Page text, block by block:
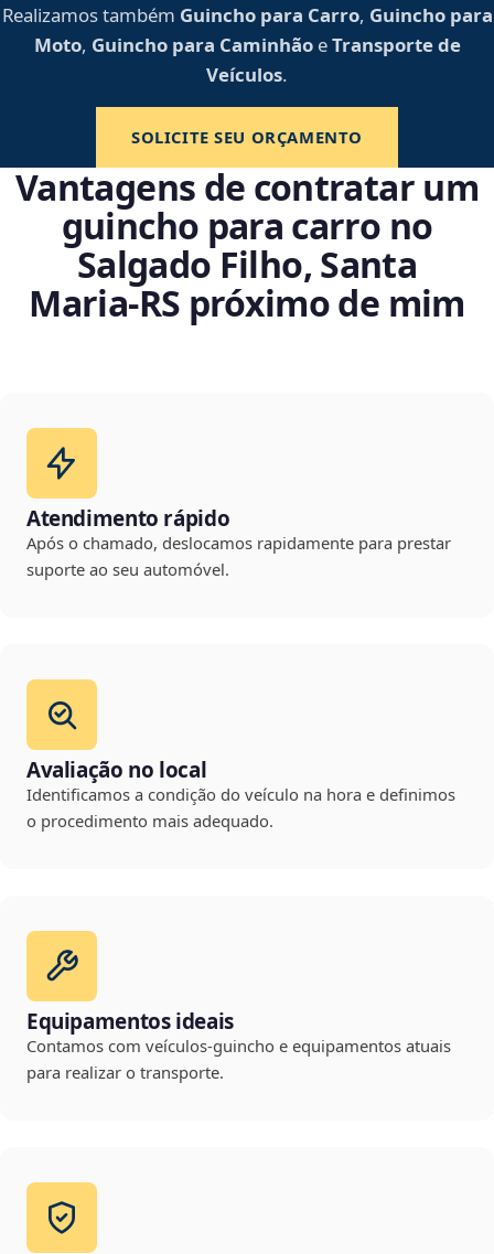
Realizamos também Guincho para Carro, Guincho para
Moto, Guincho para CaminhãoeTransporte de
Veículos.
SOLICITE SEU ORÇAMENTO
Vantagens de contratar um
guincho para carro no
Salgado Filho, Santa
Maria‑RS próximo de mim
Atendimento rápido
Após o chamado, deslocamos rapidamente para prestar
suporte ao seu automóvel.
Avaliação no local
Identificamos a condição do veículo na hora e definimos
o procedimento mais adequado.
Equipamentos ideais
Contamos com veículos-guincho e equipamentos atuais
para realizar o transporte.